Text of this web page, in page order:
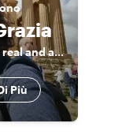
Experience the real and authentic Sicily
Più